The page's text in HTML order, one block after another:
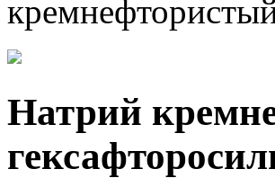
Натрий